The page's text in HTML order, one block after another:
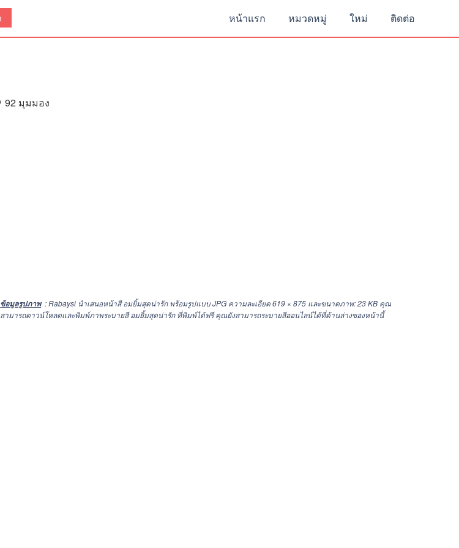
หน้าแรก หมวดหมู่ ใหม่ ติดต่อ
92 มุมมอง
ข้อมูลรูปภาพ : Rabaysi นำเสนอหน้าสี อมยิ้มสุดน่ารัก พร้อมรูปแบบ JPG ความละเอียด619 × 875 และขนาดภาพ: 23 KB คุณ
สามารถดาวน์โหลดและพิมพ์ภาพระบายสี อมยิ้มสุดน่ารัก ที่พิมพ์ได้ฟรี คุณยังสามารถระบายสีออนไลน์ได้ที่ด้านล่างของหน้านี้